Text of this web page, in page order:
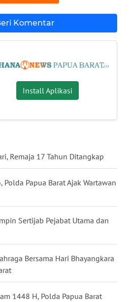
Komentar
Install Aplikasi
Remaja 17 Tahun Ditangkap
Papua Barat Ajak Wartawan
Sertijab Pejabat Utama dan
Bersama Hari Bhayangkara
1448 H, Polda Papua Barat